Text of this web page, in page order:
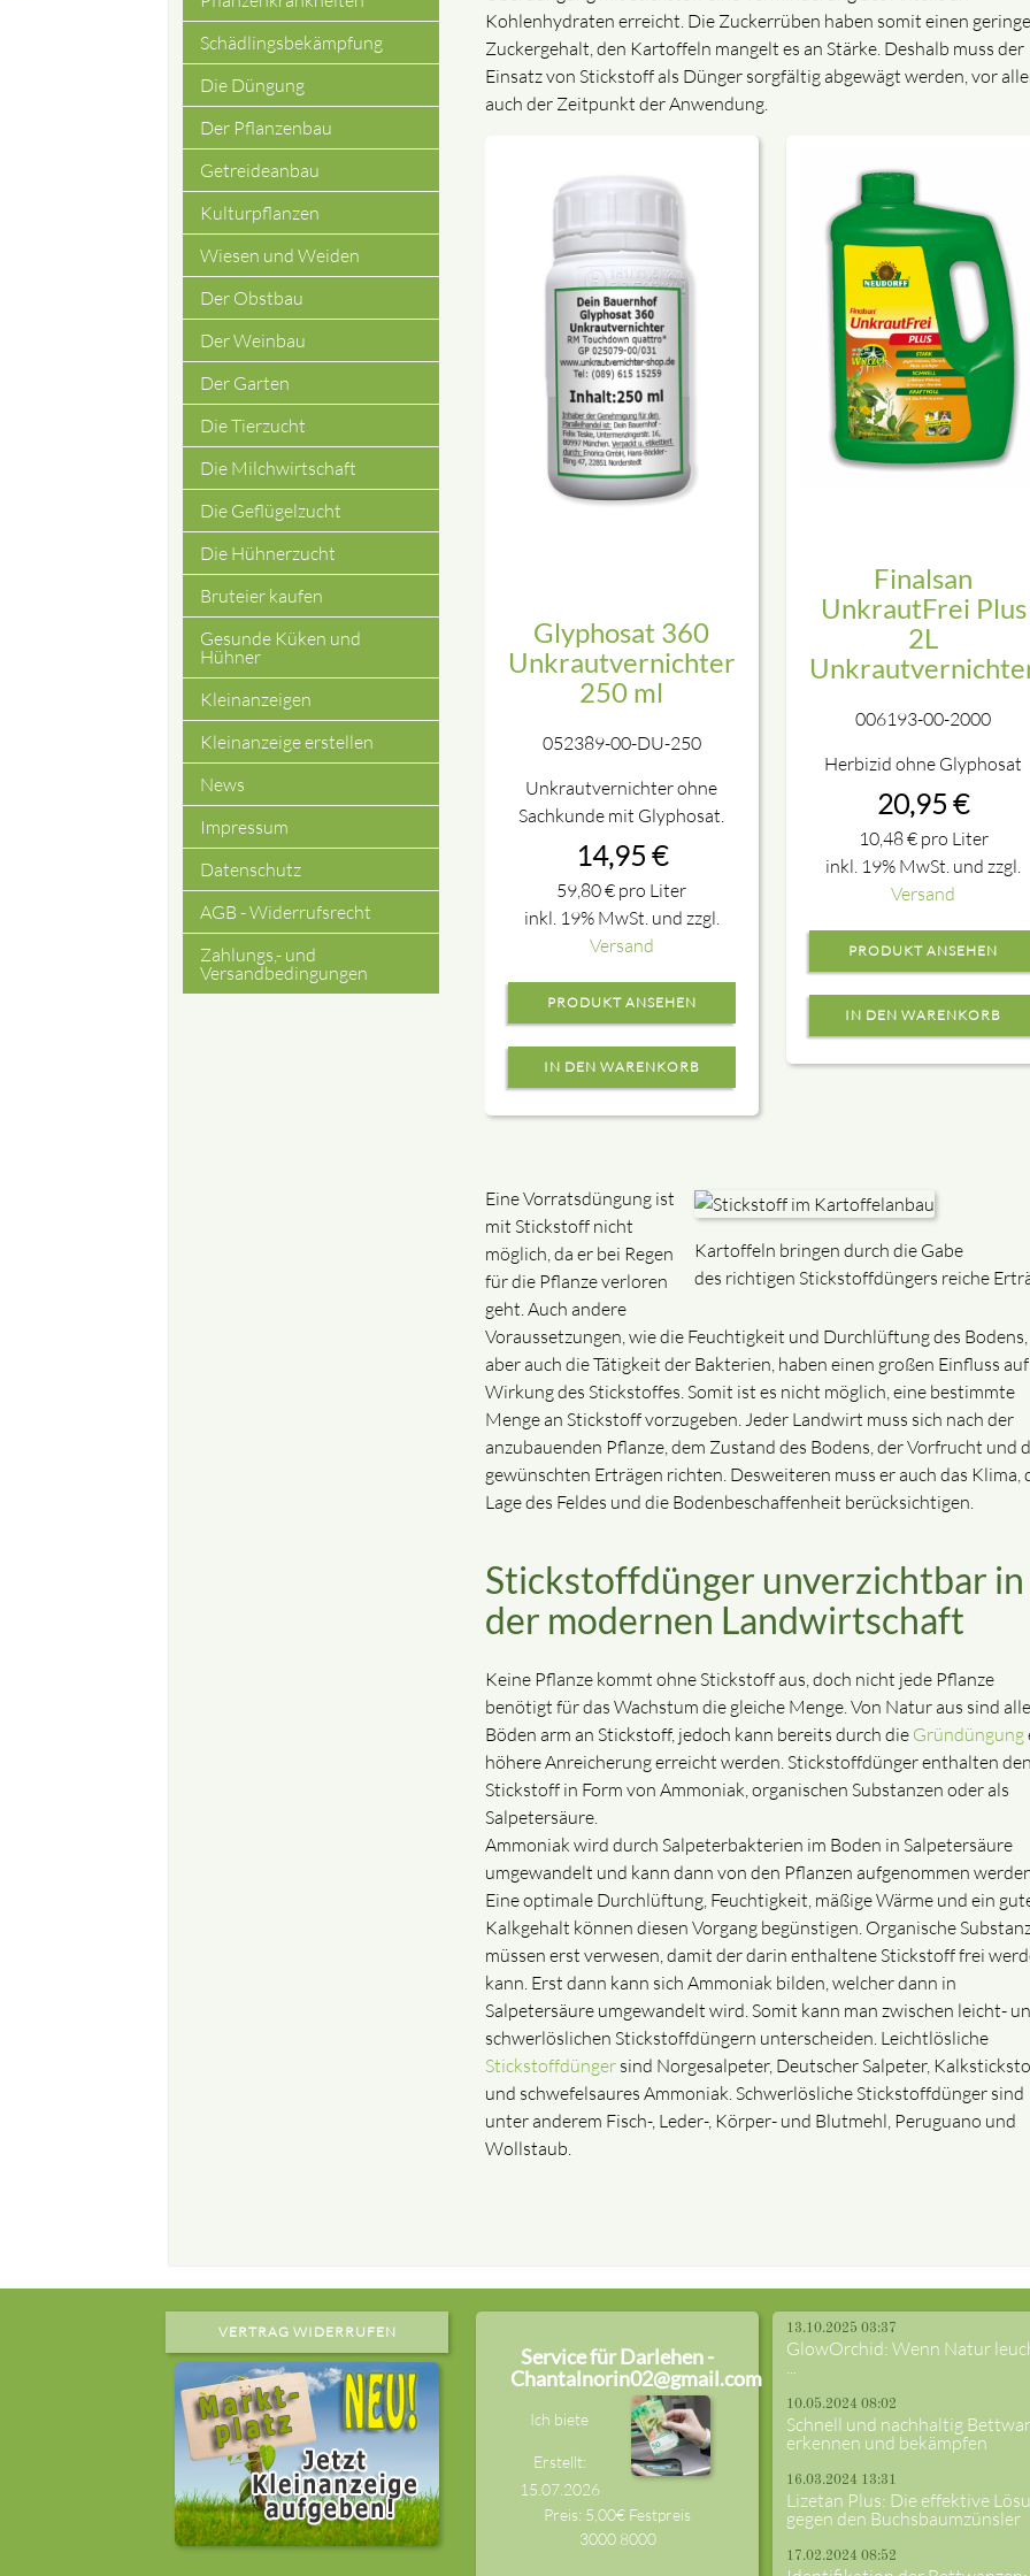
Kohlenhydraten erreicht. Die Zuckerrüben haben somit einen
Zuckergehalt, den Kartoffeln mangelt es an Stärke. Deshalb muss der
Einsatz von Stickstoff als Dünger sorgfältig abgewägt werden, vor
auch der Zeitpunkt der Anwendung.
Glyphosat 360
Unkrautvernichter
250 ml
052389-00-DU-250
Unkrautvernichter ohne
Sachkunde mit Glyphosat.
14,95 €
59,80€ pro Liter
inkl. 19% MwSt. und zzgl.
Versand
PRODUKT ANSEHEN
Finalsan
UnkrautFrei Plus
2L
006193-00-2000
Herbizid ohne Glyphosat
20,95€
10,48€pro Liter
inkl. 19% MwSt. und zzgl.
Versand
PRODUKT ANSEHEN
Kartoffeln bringen durch die Gabe
des richtigen Stickstoffdüngers reiche
Eine Vorratsdüngung ist
mit Stickstoff nicht
möglich, da er bei Regen
für die Pflanze verloren
geht. Auch andere
Voraussetzungen, wie die Feuchtigkeit und Durchlüftung des Bodens,
aber auch die Tätigkeit der Bakterien, haben einen großen Einfluss
Wirkung des Stickstoffes. Somit ist es nicht möglich, eine bestimmte
Menge an Stickstoff vorzugeben. Jeder Landwirt muss sich nach der
anzubauenden Pflanze, dem Zustand des Bodens, der Vorfrucht und
gewünschten Erträgen richten. Desweiteren muss er auch das Klima,
Lage des Feldes und die Bodenbeschaffenheit berücksichtigen.
Stickstoffdünger unverzichtbar in
der modernen Landwirtschaft
Keine Pflanze kommt ohne Stickstoff aus, doch nicht jede Pflanze
benötigt für das Wachstum die gleiche Menge. Von Natur aus sind alle
Böden arm an Stickstoff, jedoch kann bereits durch die Gründüngung
höhere Anreicherung erreicht werden. Stickstoffdünger enthalten den
Stickstoff in Form von Ammoniak, organischen Substanzen oder als
Salpetersäure.
Ammoniak wird durch Salpeterbakterien im Boden in Salpetersäure
umgewandelt und kann dann von den Pflanzen aufgenommen
Eine optimale Durchlüftung, Feuchtigkeit, mäßige Wärme und ein
Kalkgehalt können diesen Vorgang begünstigen. Organische
müssen erst verwesen, damit der darin enthaltene Stickstoff frei
kann. Erst dann kann sich Ammoniak bilden, welcher dann in
Salpetersäure umgewandelt wird. Somit kann man zwischen leicht-
schwerlöslichen Stickstoffdüngern unterscheiden. Leichtlösliche
Stickstoffdüngersind Norgesalpeter, Deutscher Salpeter,
und schwefelsaures Ammoniak. Schwerlösliche Stickstoffdünger sind
unter anderem Fisch-, Leder-, Körper- und Blutmehl, Peruguano und
Wollstaub.
Schädlingsbekämpfung
Die Düngung
Der Pflanzenbau
Getreideanbau
Kulturpflanzen
Wiesen und Weiden
Der Obstbau
Der Weinbau
Der Garten
Die Tierzucht
Die Milchwirtschaft
Die Geflügelzucht
Die Hühnerzucht
Bruteier kaufen
Gesunde Küken und
Hühner
Kleinanzeigen
Kleinanzeige erstellen
News
Impressum
Datenschutz
AGB - Widerrufsrecht
Zahlungs,- und
Versandbedingungen
VERTRAG WIDERRUFEN
Service für Darlehen -
Chantalnorin02@gmail.com
Ich biete
Erstellt:
15.07.2026
Preis: 5,00€ Festpreis
3000 8000
13.10.2025 03:37
GlowOrchid: Wenn Natur
...
10.05.2024 08:02
Schnell und nachhaltig
erkennen und bekämpfen
16.03.2024 13:31
Lizetan Plus: Die effektive
gegen den Buchsbaumzünsler
17.02.2024 08:52